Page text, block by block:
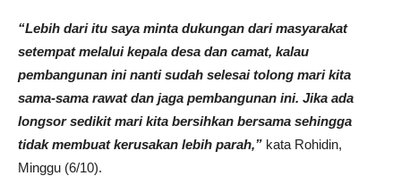
“Lebih dari itu saya minta dukungan dari masyarakat
setempat melalui kepala desa dan camat, kalau
pembangunan ini nanti sudah selesai tolong mari kita
sama-sama rawat dan jaga pembangunan ini. Jika ada
longsor sedikit mari kita bersihkan bersama sehingga
tidak membuat kerusakan lebih parah,” kata Rohidin,
Minggu (6/10).